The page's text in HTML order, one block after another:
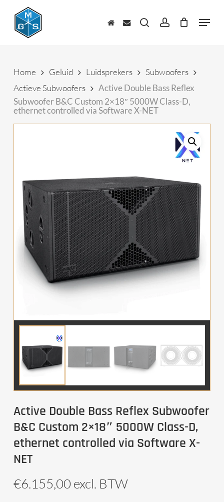
content
zoekenaccount Menu
Home Geluid Luidsprekers
Subwoofers
Actieve Subwoofers
Active Double Bass Reflex
Subwoofer B&C Custom 2×18″ 5000W Class-D,
ethernet controlled via Software X-NET
Active Double Bass Reflex Subwoofer
B&C Custom 2×18″ 5000W Class-D,
ethernet controlled via Software X-
NET
€6.155,00 excl. BTW